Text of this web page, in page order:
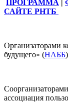
ПРОГРАММА |
САЙТЕ РНТБ
Организаторами
будущего» (НАББ
ассоциация